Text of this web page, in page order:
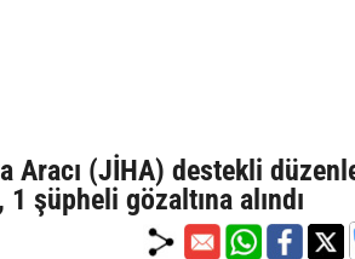
Aracı (JİHA) destekli
şüpheli gözaltına alındı